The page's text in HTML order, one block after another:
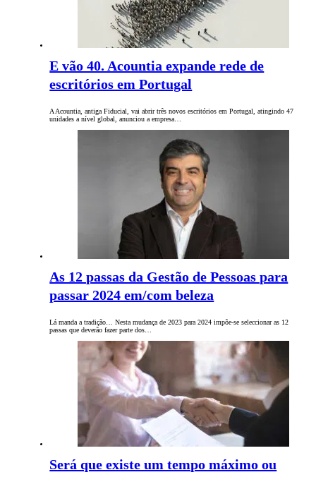
E vão 40. Acountia expande rede de
escritórios em Portugal
A Acountia, antiga Fiducial, vai abrir três novos escritórios em Portugal, atingindo 47
unidades a nível global, anunciou a empresa…
As 12 passas da Gestão de Pessoas para
passar 2024 em/com beleza
Lá manda a tradição… Nesta mudança de 2023 para 2024 impõe-se seleccionar as 12
passas que deverão fazer parte dos…
Será que existe um tempo máximo ou